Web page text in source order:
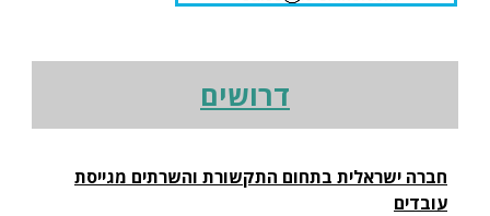
דרושים
חברה ישראלית בתחום התקשורת והשרתים מגייסת
עובדים